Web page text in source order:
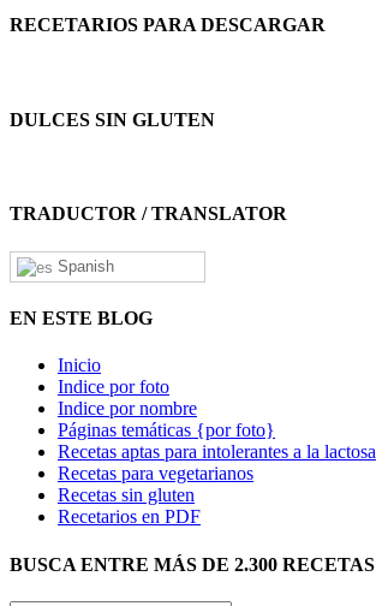
RECETARIOS PARA DESCARGAR
DULCES SIN GLUTEN
TRADUCTOR / TRANSLATOR
Spanish
EN ESTE BLOG
Inicio
Indice por foto
Indice por nombre
Páginas temáticas {por foto}
Recetas aptas para intolerantes a la lactosa
Recetas para vegetarianos
Recetas sin gluten
Recetarios en PDF
BUSCA ENTRE MÁS DE 2.300 RECETAS